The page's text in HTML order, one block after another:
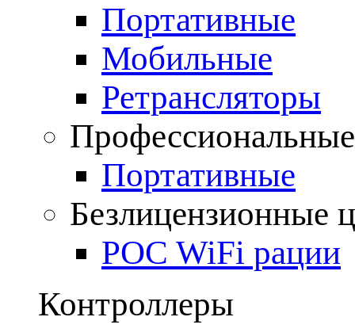
Портативные
Мобильные
Ретрансляторы
Портативные
Безлицензионные
POC WiFi рации
Контроллеры